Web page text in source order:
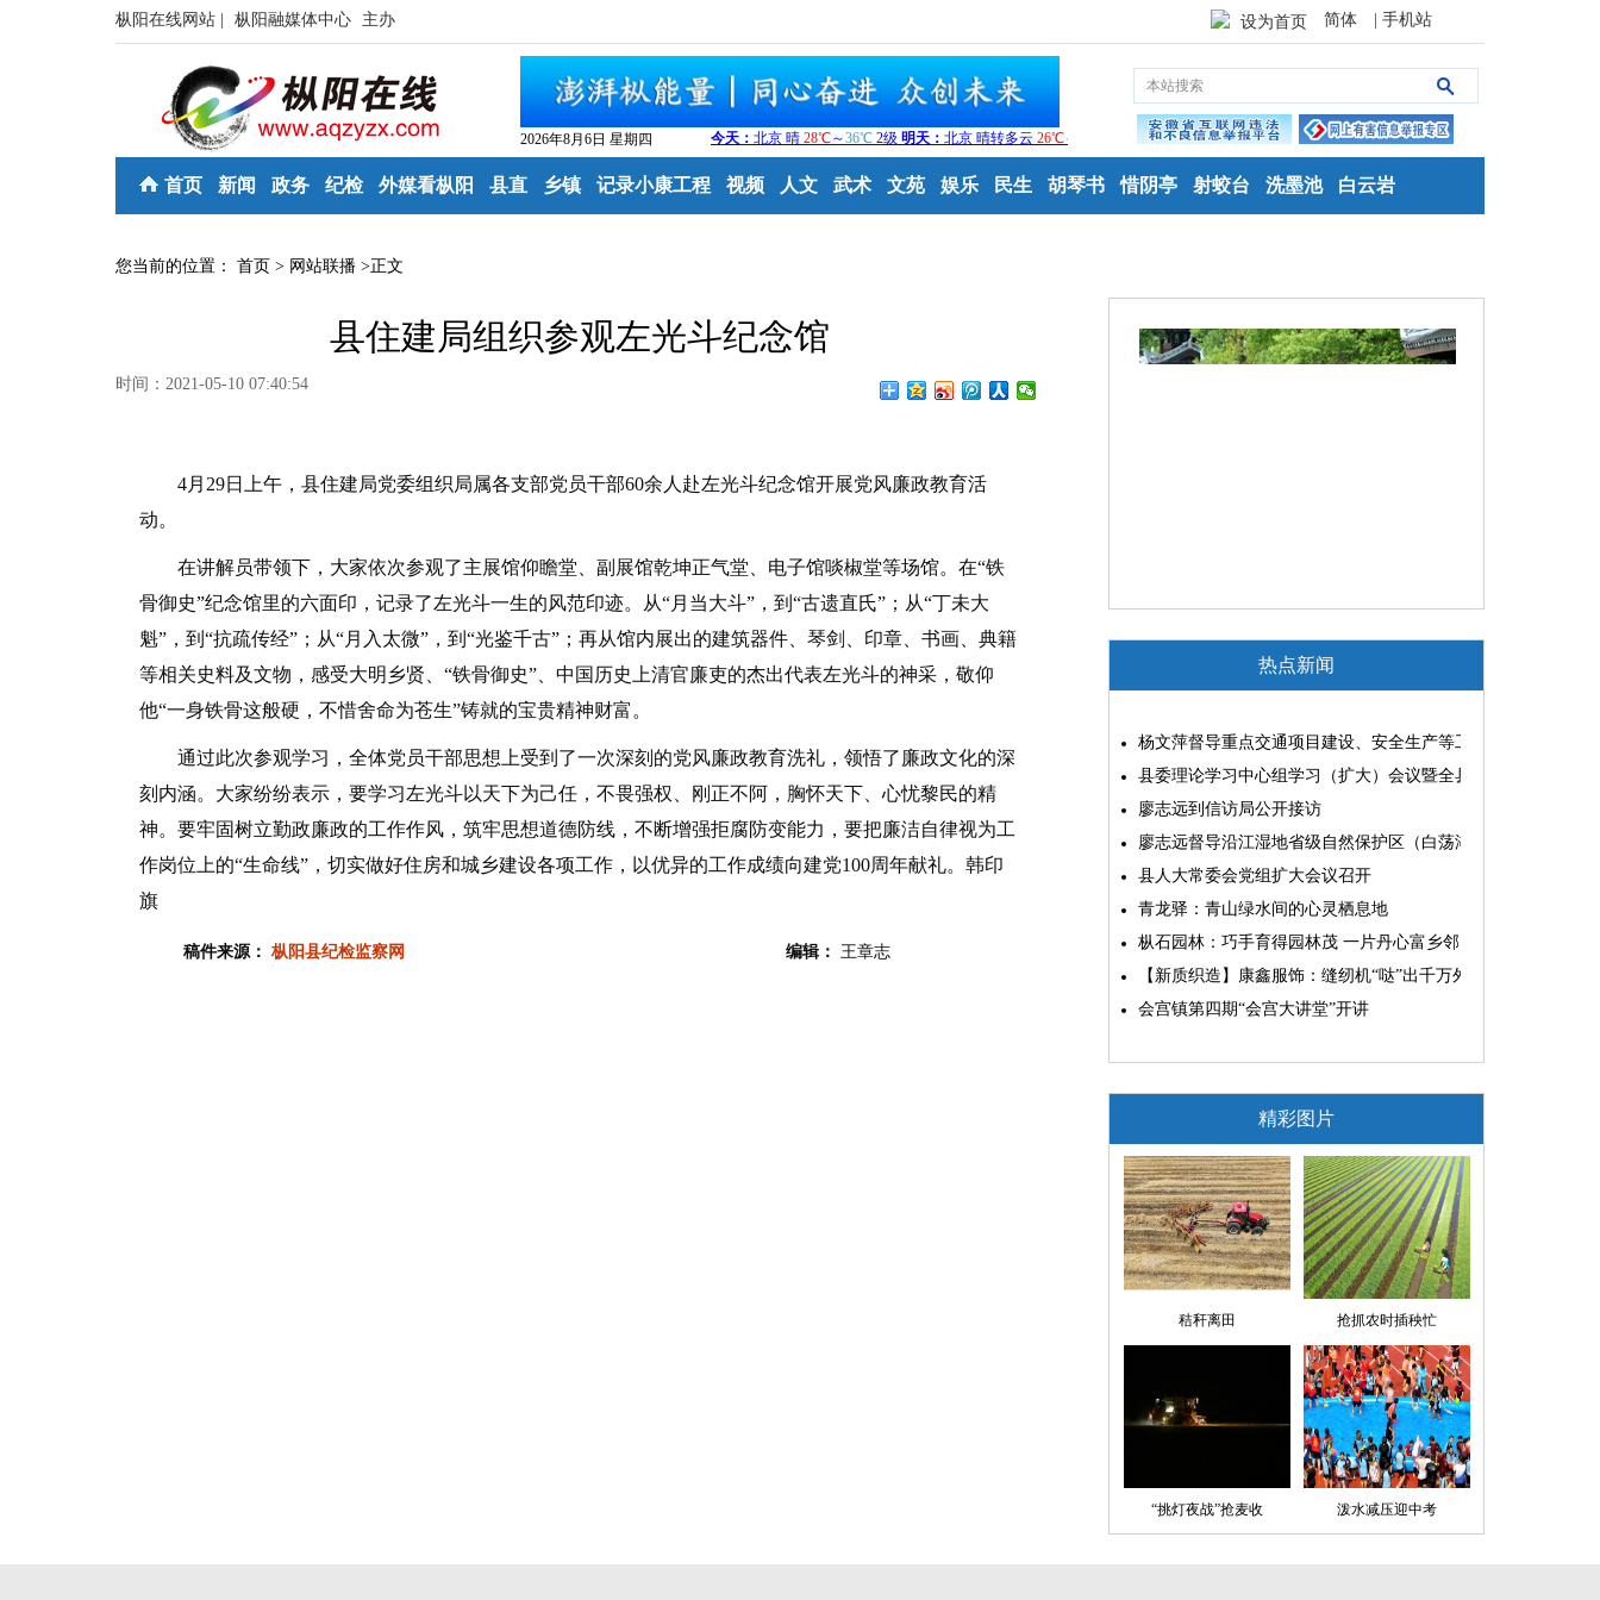
枞阳在线网站 | 枞阳融媒体中心 主办 设为首页 简体 | 手机站
2026年8月6日 星期四
首页 新闻 政务 纪检 外媒看枞阳 县直 乡镇 记录小康工程 视频 人文 武术 文苑 娱乐 民生 胡琴书 惜阴亭 射蛟台 洗墨池 白云岩
您当前的位置： 首页 > 网站联播 >正文
县住建局组织参观左光斗纪念馆
时间：2021-05-10 07:40:54
4月29日上午，县住建局党委组织局属各支部党员干部60余人赴左光斗纪念馆开展党风廉政教育活
动。
在讲解员带领下，大家依次参观了主展馆仰瞻堂、副展馆乾坤正气堂、电子馆啖椒堂等场馆。在“铁
骨御史”纪念馆里的六面印，记录了左光斗一生的风范印迹。从“月当大斗”，到“古遗直氏”；从“丁未大
魁”，到“抗疏传经”；从“月入太微”，到“光鉴千古”；再从馆内展出的建筑器件、琴剑、印章、书画、典籍
等相关史料及文物，感受大明乡贤、“铁骨御史”、中国历史上清官廉吏的杰出代表左光斗的神采，敬仰
他“一身铁骨这般硬，不惜舍命为苍生”铸就的宝贵精神财富。
通过此次参观学习，全体党员干部思想上受到了一次深刻的党风廉政教育洗礼，领悟了廉政文化的深
刻内涵。大家纷纷表示，要学习左光斗以天下为己任，不畏强权、刚正不阿，胸怀天下、心忧黎民的精
神。要牢固树立勤政廉政的工作作风，筑牢思想道德防线，不断增强拒腐防变能力，要把廉洁自律视为工
作岗位上的“生命线”，切实做好住房和城乡建设各项工作，以优异的工作成绩向建党100周年献礼。韩印
旗
稿件来源： 枞阳县纪检监察网 编辑： 王章志
热点新闻
杨文萍督导重点交通项目建设、安全生产等工作
县委理论学习中心组学习（扩大）会议暨全县“两为”能力素质
廖志远到信访局公开接访
廖志远督导沿江湿地省级自然保护区（白荡湖片区）问题整改
县人大常委会党组扩大会议召开
青龙驿：青山绿水间的心灵栖息地
枞石园林：巧手育得园林茂 一片丹心富乡邻
【新质织造】康鑫服饰：缝纫机“哒”出千万外贸大生意
会宫镇第四期“会宫大讲堂”开讲
精彩图片
秸秆离田 抢抓农时插秧忙
“挑灯夜战”抢麦收 泼水减压迎中考